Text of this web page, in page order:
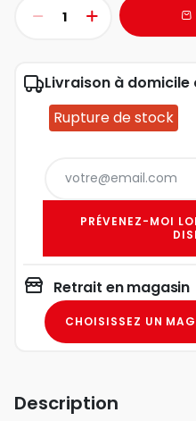
Livraison à domicile
Rupture de stock
PRÉVENEZ-MOI
Retrait en magasin
CHOISISSEZ UN
Description